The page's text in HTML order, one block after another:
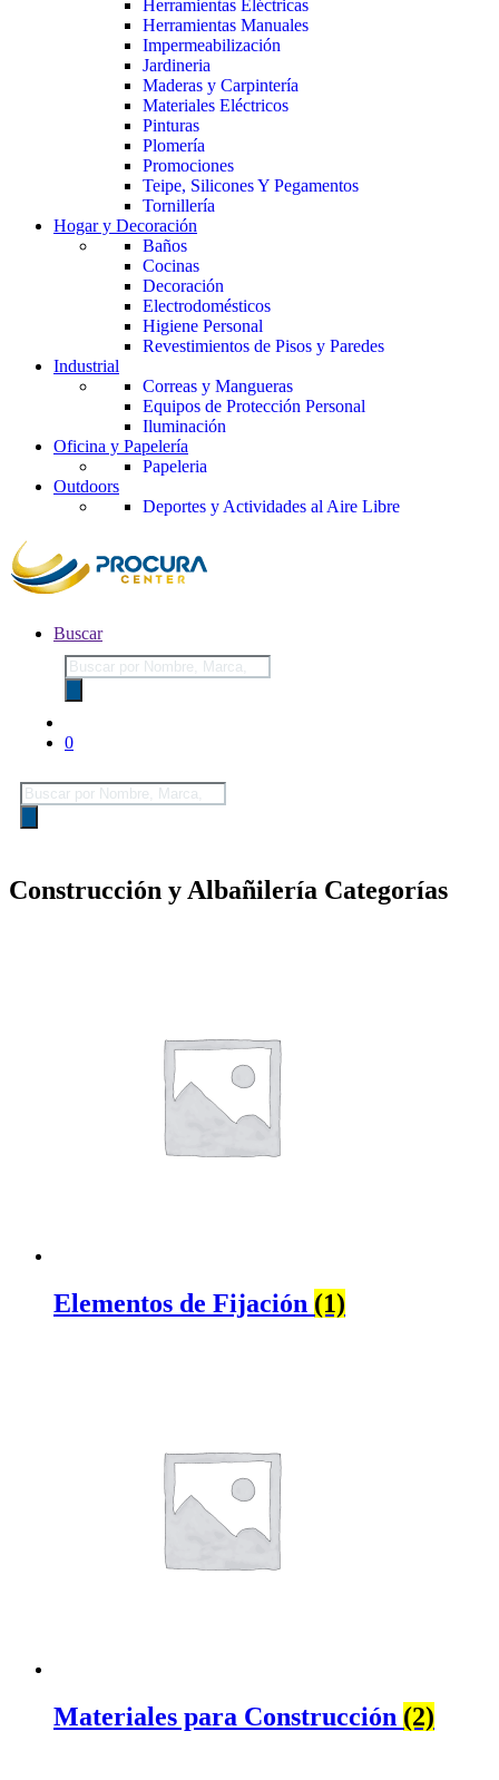
Herramientas Eléctricas
Herramientas Manuales
Impermeabilización
Jardineria
Maderas y Carpintería
Materiales Eléctricos
Pinturas
Plomería
Promociones
Teipe, Silicones Y Pegamentos
Tornillería
Hogar y Decoración
Baños
Cocinas
Decoración
Electrodomésticos
Higiene Personal
Revestimientos de Pisos y Paredes
Industrial
Correas y Mangueras
Equipos de Protección Personal
Iluminación
Oficina y Papelería
Papeleria
Outdoors
Deportes y Actividades al Aire Libre
Buscar
Búsqueda
de
productos
0
Búsqueda
de
productos
Construcción y Albañilería Categorías
Elementos de Fijación (1)
Materiales para Construcción (2)